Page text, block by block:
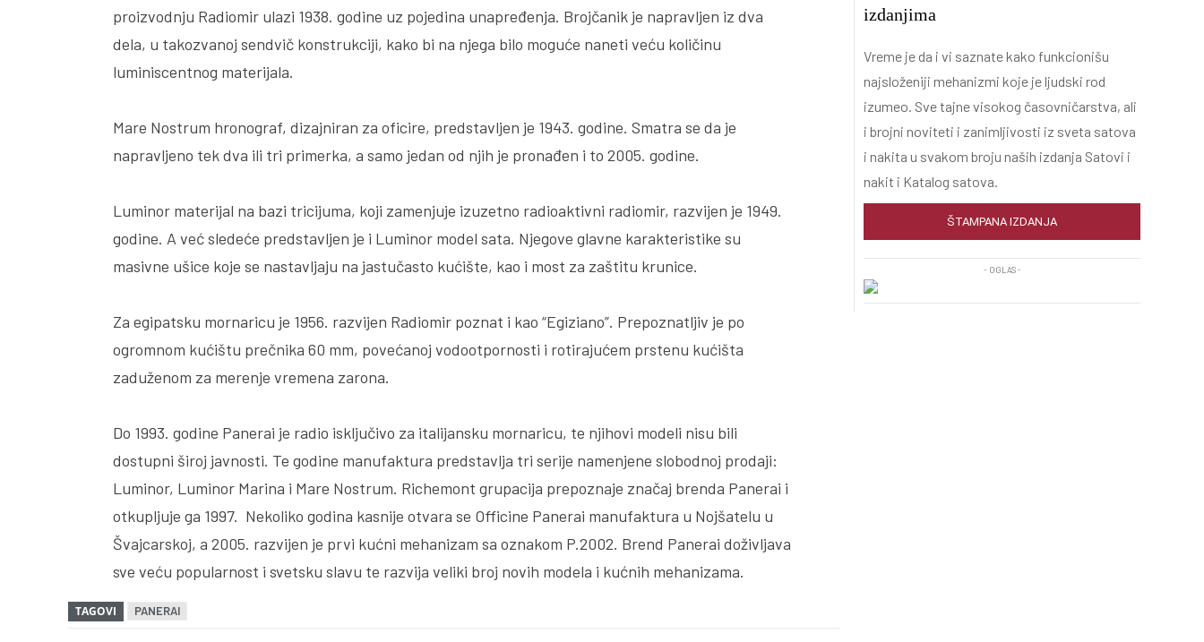
proizvodnju Radiomir ulazi 1938. godine uz pojedina unapređenja. Brojčanik je napravljen iz dva
dela, u takozvanoj sendvič konstrukciji, kako bi na njega bilo moguće naneti veću količinu
luminiscentnog materijala.
Mare Nostrum hronograf, dizajniran za oficire, predstavljen je 1943. godine. Smatra se da je
napravljeno tek dva ili tri primerka, a samo jedan od njih je pronađen i to 2005. godine.
Luminor materijal na bazi tricijuma, koji zamenjuje izuzetno radioaktivni radiomir, razvijen je 1949.
godine. A već sledeće predstavljen je i Luminor model sata. Njegove glavne karakteristike su
masivne ušice koje se nastavljaju na jastučasto kućište, kao i most za zaštitu krunice.
Za egipatsku mornaricu je 1956. razvijen Radiomir poznat i kao “Egiziano”. Prepoznatljiv je po
ogromnom kućištu prečnika 60 mm, povećanoj vodootpornosti i rotirajućem prstenu kućišta
zaduženom za merenje vremena zarona.
Do 1993. godine Panerai je radio isključivo za italijansku mornaricu, te njihovi modeli nisu bili
dostupni široj javnosti. Te godine manufaktura predstavlja tri serije namenjene slobodnoj prodaji:
Luminor, Luminor Marina i Mare Nostrum. Richemont grupacija prepoznaje značaj brenda Panerai i
otkupljuje ga 1997. Nekoliko godina kasnije otvara se Officine Panerai manufaktura u Nojšatelu u
Švajcarskoj, a 2005. razvijen je prvi kućni mehanizam sa oznakom P.2002. Brend Panerai doživljava
sve veću popularnost i svetsku slavu te razvija veliki broj novih modela i kućnih mehanizama.
TAGOVI PANERAI
izdanjima
Vreme je da i vi saznate kako funkcionišu
najsloženiji mehanizmi koje je ljudski rod
izumeo. Sve tajne visokog časovničarstva, ali
i brojni noviteti i zanimljivosti iz sveta satova
i nakita u svakom broju naših izdanja Satovi i
nakit i Katalog satova.
ŠTAMPANA IZDANJA
- OGLAS -